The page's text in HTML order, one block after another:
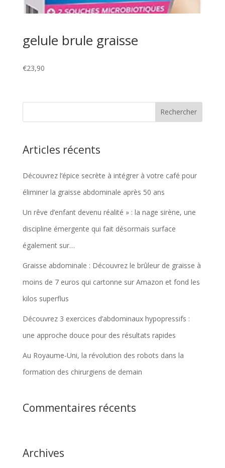
gelule brule graisse
€23,90
Articles récents
Découvrez l’épice secrète à intégrer à votre café pour
éliminer la graisse abdominale après 50 ans
Un rêve d’enfant devenu réalité » : la nage sirène, une
discipline émergente qui fait désormais surface
également sur…
Graisse abdominale : Découvrez le brûleur de graisse à
moins de 7 euros qui cartonne sur Amazon et fond les
kilos superflus
Découvrez 3 exercices d’abdominaux hypopressifs :
une approche douce pour des résultats rapides
Au Royaume-Uni, la révolution des robots dans la
formation des chirurgiens de demain
Commentaires récents
Archives